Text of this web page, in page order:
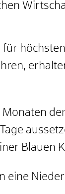
Blauen
eine